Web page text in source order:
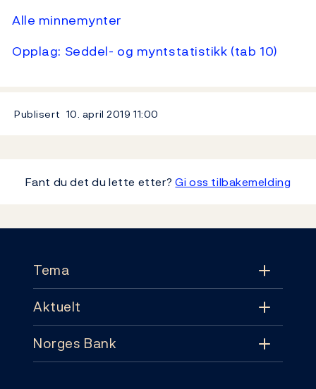
Alle minnemynter
Opplag: Seddel- og myntstatistikk (tab 10)
Publisert 10. april 201911:00
Fant du det du lette etter?Gi oss tilbakemelding
Tema
Tema
Pengepolitikk
Aktuelt
Aktuelt
Norges Bank